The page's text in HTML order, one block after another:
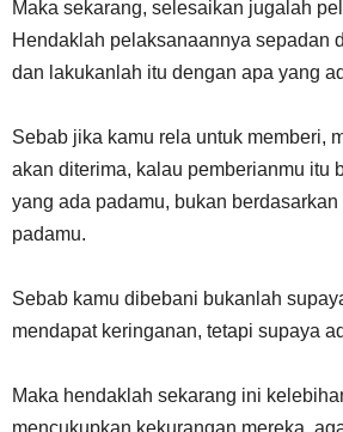
Maka sekarang, selesaikan jugalah
Hendaklah pelaksanaannya sepadan
dan lakukanlah itu dengan apa yang
Sebab jika kamu rela untuk memberi,
akan diterima, kalau pemberianmu itu
yang ada padamu, bukan
padamu.
Sebab kamu dibebani bukanlah
mendapat keringanan, tetapi supaya
Maka hendaklah sekarang ini
mencukupkan kekurangan mereka,